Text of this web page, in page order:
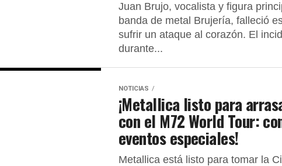
Juan Brujo, vocalista y figura
banda de metal Brujería, falleció
sufrir un ataque al corazón. El
durante...
NOTICIAS
¡Metallica listo para
con el M72 World Tour:
eventos especiales!
Metallica está listo para tomar la